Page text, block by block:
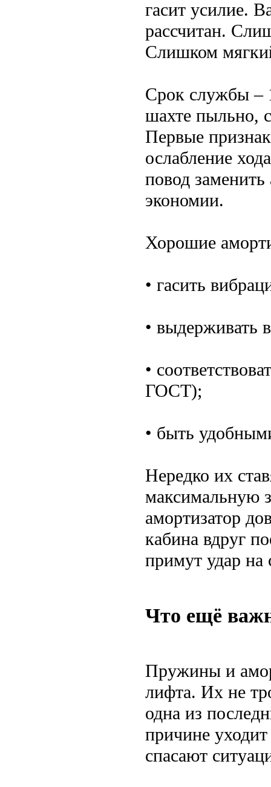
гасит усилие.
рассчитан.
Слишком
Срок службы –
шахте пыльно,
Первые
ослабление
повод
экономии.
Хорошие
• гасить
• выдерживать
•
ГОСТ);
• быть
Нередко их
максимальную
амортизатор
кабина вдруг
примут удар на
Что ещё
Пружины и
лифта. Их не
одна из
причине
спасают